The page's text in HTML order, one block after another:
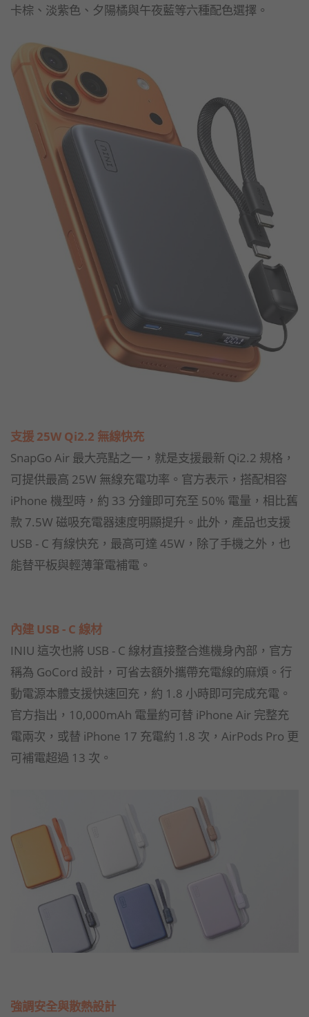
卡棕、淡紫色、夕陽橘與午夜藍等六種配色選擇。
支援 25W Qi2.2 無線快充
SnapGo Air 最大亮點之一，就是支援最新 Qi2.2 規格，
可提供最高 25W 無線充電功率。官方表示，搭配相容
iPhone 機型時，約 33 分鐘即可充至 50% 電量，相比舊
款 7.5W 磁吸充電器速度明顯提升。此外，產品也支援
USB - C 有線快充，最高可達 45W，除了手機之外，也
能替平板與輕薄筆電補電。
內建 USB - C 線材
INIU 這次也將 USB - C 線材直接整合進機身內部，官方
稱為 GoCord 設計，可省去額外攜帶充電線的麻煩。行
動電源本體支援快速回充，約 1.8 小時即可完成充電。
官方指出，10,000mAh 電量約可替 iPhone Air 完整充
電兩次，或替 iPhone 17 充電約 1.8 次，AirPods Pro 更
可補電超過 13 次。
強調安全與散熱設計